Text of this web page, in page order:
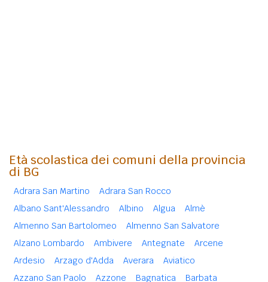
Età scolastica dei comuni della provincia
di BG
Adrara San Martino
Adrara San Rocco
Albano Sant'Alessandro
Albino Algua
Almè
Almenno San Bartolomeo
Almenno San Salvatore
Alzano Lombardo
Ambivere Antegnate
Arcene
Ardesio
Arzago d'Adda Averara
Aviatico
Azzano San Paolo
Azzone Bagnatica Barbata